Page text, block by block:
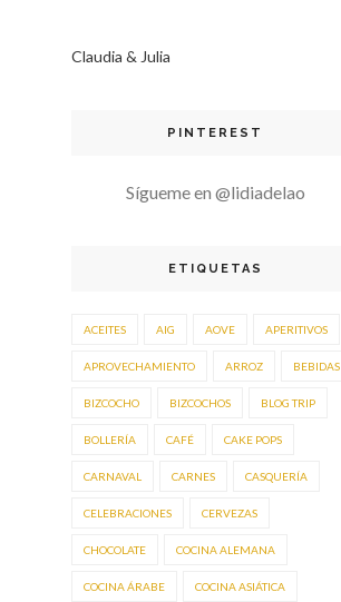
Claudia & Julia
PINTEREST
Sígueme en @lidiadelao
ETIQUETAS
ACEITES AIG AOVE APERITIVOS
APROVECHAMIENTO ARROZ BEBIDAS
BIZCOCHO BIZCOCHOS BLOG TRIP
BOLLERÍA CAFÉ CAKE POPS
CARNAVAL CARNES CASQUERÍA
CELEBRACIONES CERVEZAS
CHOCOLATE COCINA ALEMANA
COCINA ÁRABE COCINA ASIÁTICA